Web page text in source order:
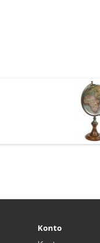
Konto